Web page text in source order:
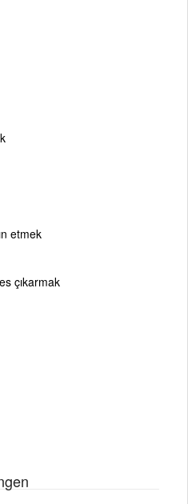
etmek
çıkarmak